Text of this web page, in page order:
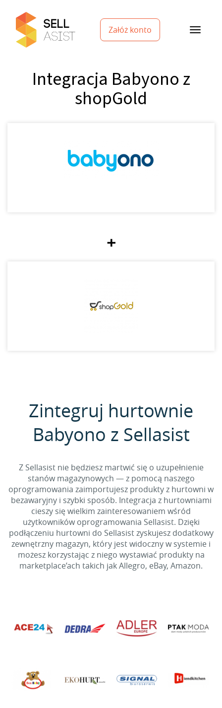
Załóż konto
Integracja Babyono z
shopGold
+
Zintegruj hurtownie
Babyono z Sellasist
Z Sellasist nie będziesz martwić się o uzupełnienie
stanów magazynowych — z pomocą naszego
oprogramowania zaimportujesz produkty z hurtowni w
bezawaryjny i szybki sposób. Integracja z hurtowniami
cieszy się wielkim zainteresowaniem wśród
użytkowników oprogramowania Sellasist. Dzięki
podłączeniu hurtowni do Sellasist zyskujesz dodatkowy
zewnętrzny magazyn, który jest widoczny w systemie i
możesz korzystając z niego wystawiać produkty na
marketplace’ach takich jak Allegro, eBay, Amazon.